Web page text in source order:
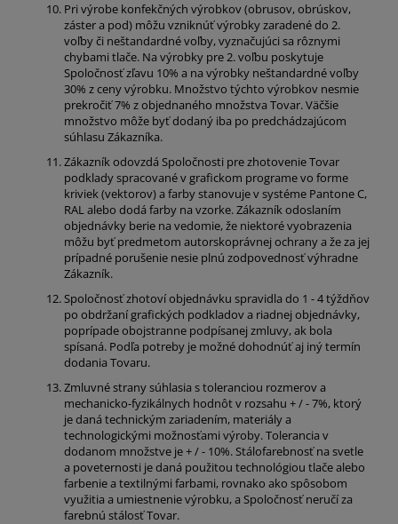
Pri výrobe konfekčných výrobkov (obrusov, obrúskov,
záster a pod) môžu vzniknúť výrobky zaradené do 2.
voľby či neštandardné voľby, vyznačujúci sa rôznymi
chybami tlače. Na výrobky pre 2. voľbu poskytuje
Spoločnosť zľavu 10% a na výrobky neštandardné voľby
30% z ceny výrobku. Množstvo týchto výrobkov nesmie
prekročiť 7% z objednaného množstva Tovar. Väčšie
množstvo môže byť dodaný iba po predchádzajúcom
súhlasu Zákazníka.
Zákazník odovzdá Spoločnosti pre zhotovenie Tovar
podklady spracované v grafickom programe vo forme
kriviek (vektorov) a farby stanovuje v systéme Pantone C,
RAL alebo dodá farby na vzorke. Zákazník odoslaním
objednávky berie na vedomie, že niektoré vyobrazenia
môžu byť predmetom autorskoprávnej ochrany a že za jej
prípadné porušenie nesie plnú zodpovednosť výhradne
Zákazník.
Spoločnosť zhotoví objednávku spravidla do 1 - 4 týždňov
po obdržaní grafických podkladov a riadnej objednávky,
poprípade obojstranne podpísanej zmluvy, ak bola
spísaná. Podľa potreby je možné dohodnúť aj iný termín
dodania Tovaru.
Zmluvné strany súhlasia s toleranciou rozmerov a
mechanicko-fyzikálnych hodnôt v rozsahu + / - 7%, ktorý
je daná technickým zariadením, materiály a
technologickými možnosťami výroby. Tolerancia v
dodanom množstve je + / - 10%. Stálofarebnosť na svetle
a poveternosti je daná použitou technológiou tlače alebo
farbenie a textilnými farbami, rovnako ako spôsobom
využitia a umiestnenie výrobku, a Spoločnosť neručí za
farebnú stálosť Tovar.